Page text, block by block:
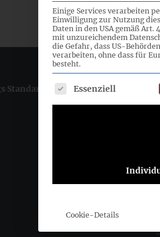
Standards Committee e.V.
Einige Services verarbeiten
Einwilligung zur Nutzung
Daten in den USA gemäß Art.
mit unzureichendem
die Gefahr, dass US-
verarbeiten, ohne dass für
besteht.
Es folgt eine Liste der
Essenziell
Cookie-Details